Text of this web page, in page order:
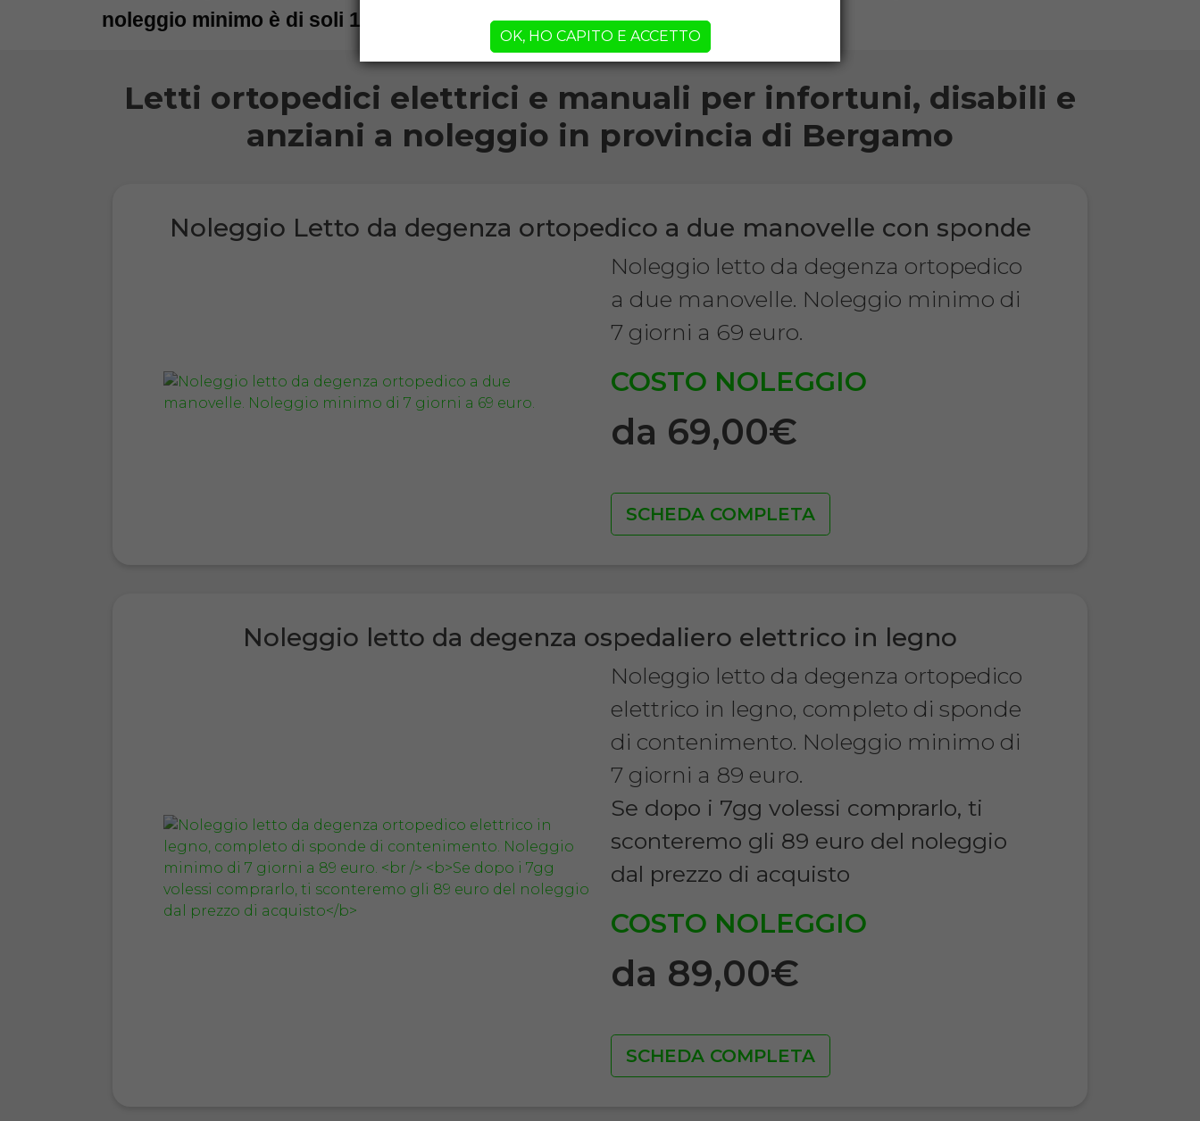
noleggio minimo è di soli 15 giorni!
Letti ortopedici elettrici e manuali per infortuni, disabili e
anziani a noleggio in provincia di Bergamo
Noleggio Letto da degenza ortopedico a due manovelle con sponde
Noleggio letto da degenza ortopedico
a due manovelle. Noleggio minimo di
7 giorni a 69 euro.
COSTO NOLEGGIO
da 69,00€
SCHEDA COMPLETA
Noleggio letto da degenza ospedaliero elettrico in legno
Noleggio letto da degenza ortopedico
elettrico in legno, completo di sponde
di contenimento. Noleggio minimo di
7 giorni a 89 euro.
Se dopo i 7gg volessi comprarlo, ti
sconteremo gli 89 euro del noleggio
dal prezzo di acquisto
COSTO NOLEGGIO
da 89,00€
SCHEDA COMPLETA
OK, HO CAPITO E ACCETTO